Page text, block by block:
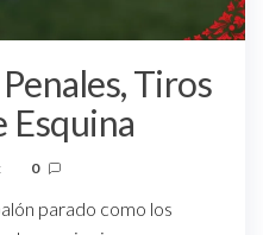
Tiros
Esquina
0
parado como los